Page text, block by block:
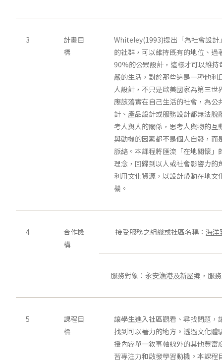
3
計畫目
標
Whiteley(1993)提出「為社會設
的社群，可以維持既有的地位、
90%的公眾設計，這樣才可以維
嚴的生活，對於那些這是一種他
人設計，不只是歐美國家為第三世
應該落實在自己生活的社會，為公
計、產品設計或服務設計都無法
考人與人的關係，思考人與物的
與動機的因素都不是個人自發，而
脈絡。本課程將匯流「在地關懷
理念，回歸到以人或社會影響力的
利用文化資源，以設計帶動在地
機。
4
合作機
構
接受服務之組織或社區名稱： 海洋
服務對象：永安漁港及新屋鄉 ，服
5
課程目
標
讓學生進入社區觀看、尋找問題，
找到可以著力的地方。透過文化
授內容單一敘事軸線外的其他豐富
習專注力和啟發學習動機。本課程